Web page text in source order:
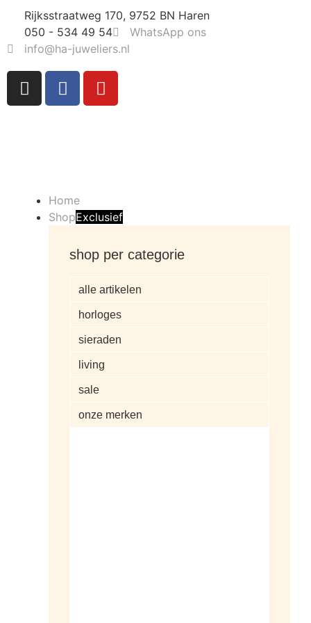
Rijksstraatweg 170, 9752 BN Haren
050 - 534 49 54
WhatsApp ons
info@ha-juweliers.nl
Home
ShopExclusief
shop per categorie
alle artikelen
horloges
sieraden
living
sale
onze merken